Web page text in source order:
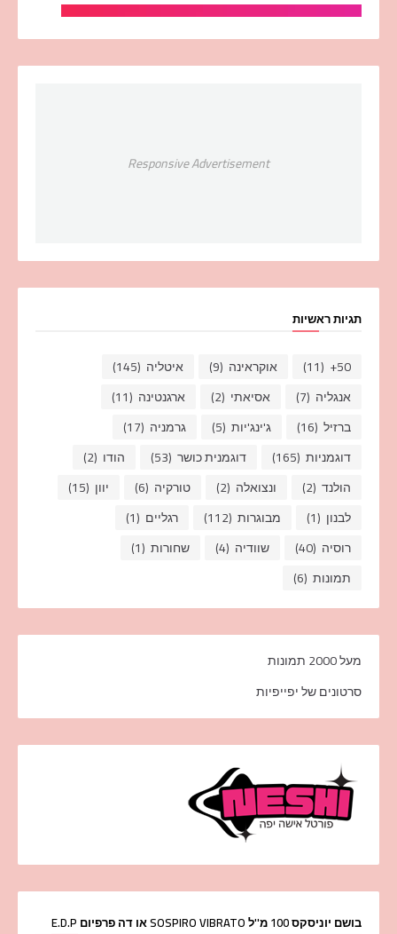
Responsive Advertisement
תגיות ראשיות
50+
(11) אוקראינה (9) איטליה (145)
אנגליה (7) אסיאתי (2) ארגנטינה (11)
ברזיל (16) ג'ינג'יות (5) גרמניה (17)
דוגמניות (165) דוגמנית כושר (53) הודו (2)
הולנד (2) ונצואלה (2) טורקיה (6) יוון (15)
לבנון (1) מבוגרות (112) רגליים (1)
רוסיה (40) שוודיה (4) שחורות (1)
תמונות (6)
מעל 2000 תמונות
סרטונים של יפייפיות
בושם יוניסקס 100 מ''ל SOSPIRO VIBRATO או דה פרפיום E.D.P